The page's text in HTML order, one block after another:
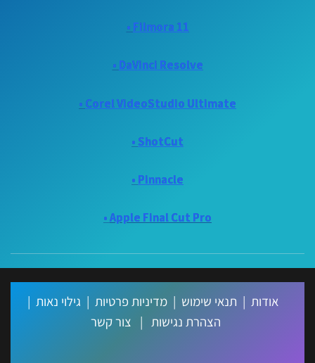
Filmora 11
•
DaVinci Resolve
•
Corel VideoStudio Ultimate
•
ShotCut
•
Pinnacle
•
Apple Final Cut Pro
•
אודות | תנאי שימוש | מדיניות פרטיות | גילוי נאות |
הצהרת נגישות | צור קשר